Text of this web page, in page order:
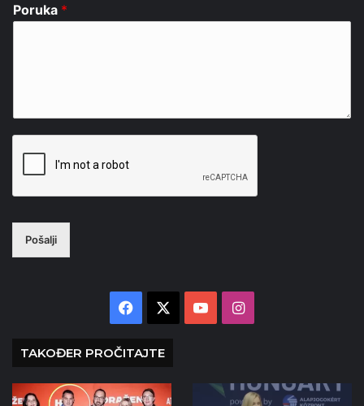
Poruka *
Pošalji
Facebook YouTubeInstagram
TAKOĐER PROČITAJTE